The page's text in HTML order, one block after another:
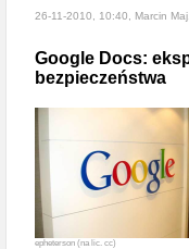
26-11-2010, 10:40, Marcin Maj,
Google Docs:
bezpieczeństwa
epheterson (na lic. cc)